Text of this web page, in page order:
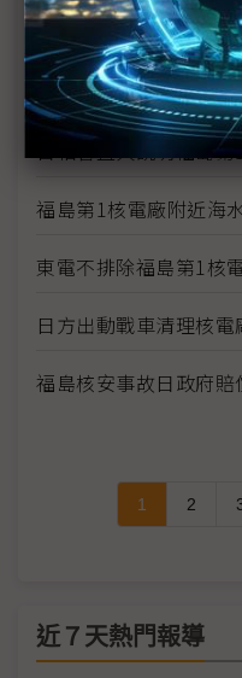
醫
福島23日清晨發生規
核電廠復原作業
日相菅直人說明福島
福島第1核電廠附近海
東電不排除福島第1核
日方出動戰車清理核
福島核安事故日政府
1 2
近７天熱門報導